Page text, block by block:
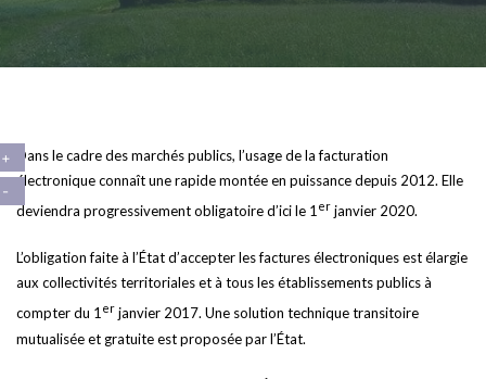
Dans le cadre des marchés publics, l’usage de la facturation
électronique connaît une rapide montée en puissance depuis 2012. Elle
deviendra progressivement obligatoire d’ici le 1er janvier 2020.
L’obligation faite à l’État d’accepter les factures électroniques est élargie
aux collectivités territoriales et à tous les établissements publics à
compter du 1er janvier 2017. Une solution technique transitoire
mutualisée et gratuite est proposée par l’État.